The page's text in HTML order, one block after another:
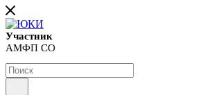
Участник
АМФП СО